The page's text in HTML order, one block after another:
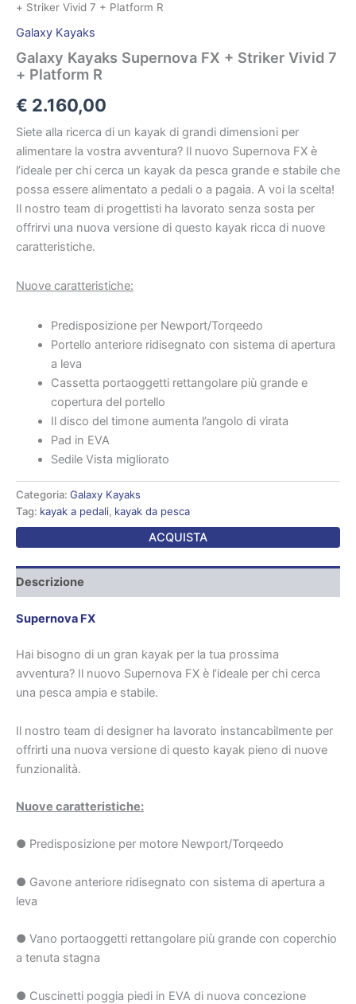
+ Striker Vivid 7 + Platform R
Galaxy Kayaks
Galaxy Kayaks Supernova FX + Striker Vivid 7
+ Platform R
€ 2.160,00
Siete alla ricerca di un kayak di grandi dimensioni per
alimentare la vostra avventura? Il nuovo Supernova FX è
l’ideale per chi cerca un kayak da pesca grande e stabile che
possa essere alimentato a pedali o a pagaia. A voi la scelta!
Il nostro team di progettisti ha lavorato senza sosta per
offrirvi una nuova versione di questo kayak ricca di nuove
caratteristiche.
Nuove caratteristiche:
Predisposizione per Newport/Torqeedo
Portello anteriore ridisegnato con sistema di apertura
a leva
Cassetta portaoggetti rettangolare più grande e
copertura del portello
Il disco del timone aumenta l’angolo di virata
Pad in EVA
Sedile Vista migliorato
ACQUISTA
Categoria: Galaxy Kayaks
Tag: kayak a pedali, kayak da pesca
Descrizione
Supernova FX
Hai bisogno di un gran kayak per la tua prossima
avventura? Il nuovo Supernova FX è l’ideale per chi cerca
una pesca ampia e stabile.
Il nostro team di designer ha lavorato instancabilmente per
offrirti una nuova versione di questo kayak pieno di nuove
funzionalità.
Nuove caratteristiche:
● Predisposizione per motore Newport/Torqeedo
● Gavone anteriore ridisegnato con sistema di apertura a
leva
● Vano portaoggetti rettangolare più grande con coperchio
a tenuta stagna
● Cuscinetti poggia piedi in EVA di nuova concezione